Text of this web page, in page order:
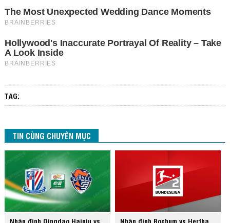
TAG:
TIN CÙNG CHUYÊN MỤC
Nhận định Qingdao Hainiu vs Nhận định Bochum vs Hertha